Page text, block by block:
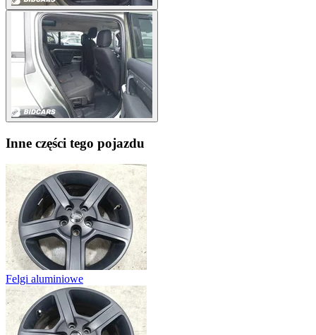
Inne części tego pojazdu
Felgi aluminiowe